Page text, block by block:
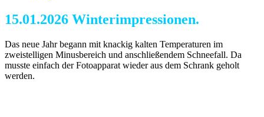
15.01.2026 Winterimpressionen.
Das neue Jahr begann mit knackig kalten Temperaturen im
zweistelligen Minusbereich und anschließendem Schneefall. Da
musste einfach der Fotoapparat wieder aus dem Schrank geholt
werden.